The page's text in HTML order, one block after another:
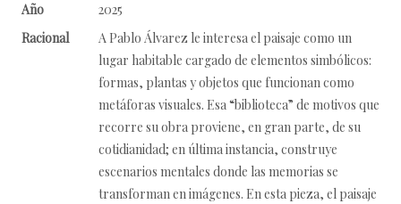
Año
2025
Racional
A Pablo Álvarez le interesa el paisaje como un
lugar habitable cargado de elementos simbólicos:
formas, plantas y objetos que funcionan como
metáforas visuales. Esa “biblioteca” de motivos que
recorre su obra proviene, en gran parte, de su
cotidianidad; en última instancia, construye
escenarios mentales donde las memorias se
transforman en imágenes. En esta pieza, el paisaje